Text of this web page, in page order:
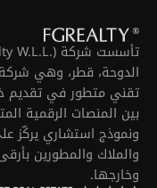
الدوحة، قطر، وهي
تقني متطور في تقديم
بين المنصات الرقمية
ونموذج استشاري يركّز
والملاك والمطورين
وخارجها.